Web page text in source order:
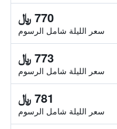
770 ﷼
سعر الليلة شامل الرسوم
773 ﷼
سعر الليلة شامل الرسوم
781 ﷼
سعر الليلة شامل الرسوم